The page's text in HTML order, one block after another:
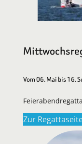
Vom 06. Mai bis 16.
Zur